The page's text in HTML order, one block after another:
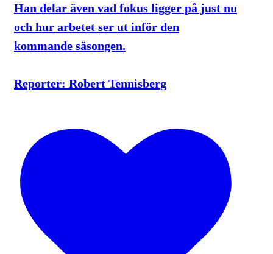
Han delar även vad fokus ligger på just nu
och hur arbetet ser ut inför den
kommande säsongen.
Reporter: Robert Tennisberg